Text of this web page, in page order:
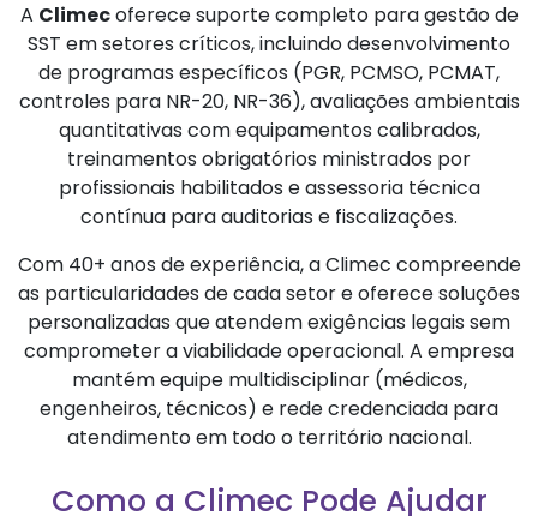
A Climecoferece suporte completo para gestão de
SST em setores críticos, incluindo desenvolvimento
de programas específicos (PGR, PCMSO, PCMAT,
controles para NR-20, NR-36), avaliações ambientais
quantitativas com equipamentos calibrados,
treinamentos obrigatórios ministrados por
profissionais habilitados e assessoria técnica
contínua para auditorias e fiscalizações.
Com 40+ anos de experiência, a Climec compreende
as particularidades de cada setor e oferece soluções
personalizadas que atendem exigências legais sem
comprometer a viabilidade operacional. A empresa
mantém equipe multidisciplinar (médicos,
engenheiros, técnicos) e rede credenciada para
atendimento em todo o território nacional.
Como a Climec Pode Ajudar